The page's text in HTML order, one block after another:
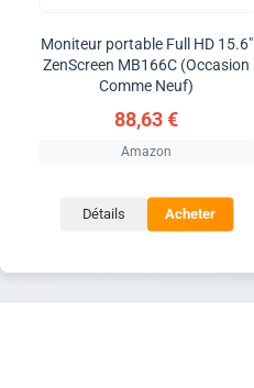
Moniteur portable Full HD 15.6"
ZenScreen MB166C (Occasion
Comme Neuf)
88,63 €
Amazon
Détails Acheter